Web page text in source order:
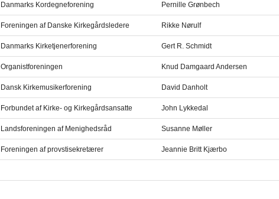
Danmarks Kordegneforening Pernille Grønbech
Foreningen af Danske Kirkegårdsledere Rikke Nørulf
Danmarks Kirketjenerforening Gert R. Schmidt
Organistforeningen Knud Damgaard Andersen
Dansk Kirkemusikerforening David Danholt
Forbundet af Kirke- og Kirkegårdsansatte John Lykkedal
Landsforeningen af Menighedsråd Susanne Møller
Foreningen af provstisekretærer Jeannie Britt Kjærbo